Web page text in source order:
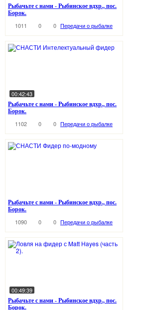
Рыбачьте с нами - Рыбинское вдхр., пос.
Борок.
1011 0 0 Передачи о рыбалке
00:42:43
Рыбачьте с нами - Рыбинское вдхр., пос.
Борок.
1102 0 0 Передачи о рыбалке
Рыбачьте с нами - Рыбинское вдхр., пос.
Борок.
1090 0 0 Передачи о рыбалке
00:49:39
Рыбачьте с нами - Рыбинское вдхр., пос.
Борок.